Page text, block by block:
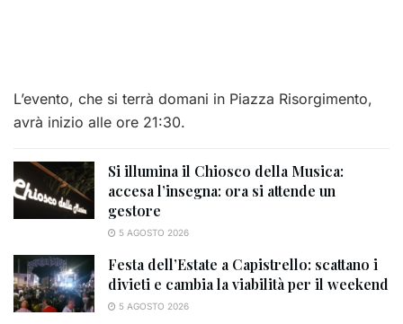
L’evento, che si terrà domani in Piazza Risorgimento,
avrà inizio alle ore 21:30.
Si illumina il Chiosco della Musica:
accesa l’insegna: ora si attende un
gestore
5 AGOSTO 2026
Festa dell’Estate a Capistrello: scattano i
divieti e cambia la viabilità per il weekend
5 AGOSTO 2026